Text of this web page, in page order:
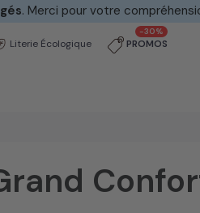
. Merci pour votre
Literie Écologique PROMOS
-30%